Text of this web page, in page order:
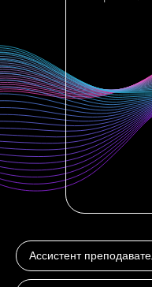
Ассистент